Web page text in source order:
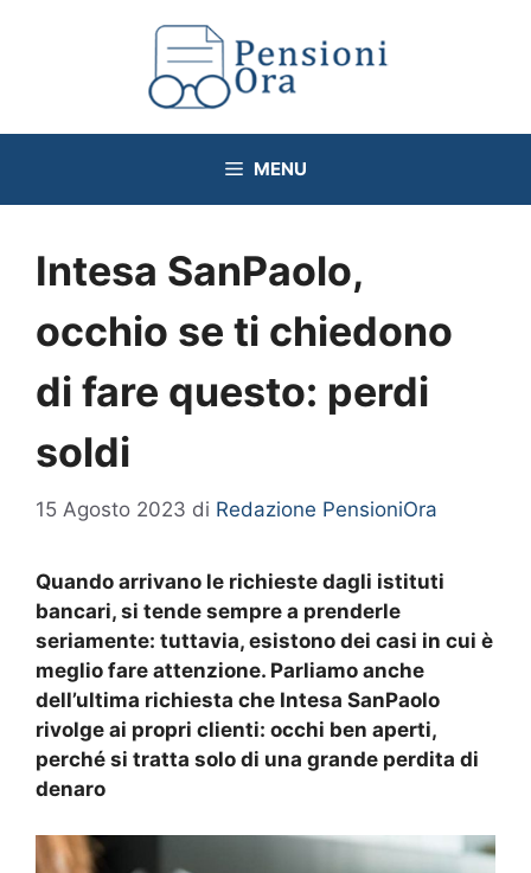
MENU
Intesa SanPaolo,
occhio se ti chiedono
di fare questo: perdi
soldi
15 Agosto 2023 di Redazione PensioniOra
Quando arrivano le richieste dagli istituti
bancari, si tende sempre a prenderle
seriamente: tuttavia, esistono dei casi in cui è
meglio fare attenzione. Parliamo anche
dell’ultima richiesta che Intesa SanPaolo
rivolge ai propri clienti: occhi ben aperti,
perché si tratta solo di una grande perdita di
denaro